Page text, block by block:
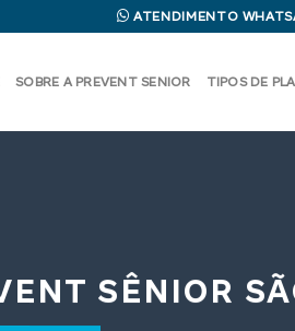
ATENDIMENTO
SOBRE A PREVENT SENIOR TIPOS DE
SÊNIOR